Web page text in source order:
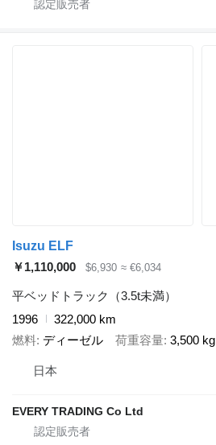
Isuzu ELF
￥1,110,000
$6,930 ≈ €6,034
平ベッドトラック（3.5t未満）
1996
322,000 km
燃料 ディーゼル 荷重容量 3,500 kg
日本
EVERY TRADING Co Ltd